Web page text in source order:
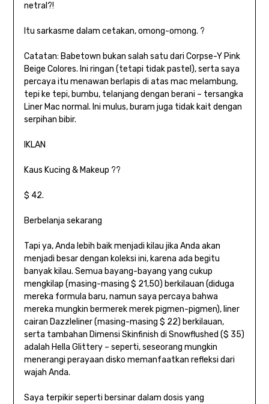
netral?!
Itu sarkasme dalam cetakan, omong-omong. ?
Catatan: Babetown bukan salah satu dari Corpse-Y Pink
Beige Colores. Ini ringan (tetapi tidak pastel), serta saya
percaya itu menawan berlapis di atas mac melambung,
tepi ke tepi, bumbu, telanjang dengan berani – tersangka
Liner Mac normal. Ini mulus, buram juga tidak kait dengan
serpihan bibir.
IKLAN
Kaus Kucing & Makeup ??
$ 42.
Berbelanja sekarang
Tapi ya, Anda lebih baik menjadi kilau jika Anda akan
menjadi besar dengan koleksi ini, karena ada begitu
banyak kilau. Semua bayang-bayang yang cukup
mengkilap (masing-masing $ 21,50) berkilauan (diduga
mereka formula baru, namun saya percaya bahwa
mereka mungkin bermerek merek pigmen-pigmen), liner
cairan Dazzleliner (masing-masing $ 22) berkilauan,
serta tambahan Dimensi Skinfinish di Snowflushed ($ 35)
adalah Hella Glittery – seperti, seseorang mungkin
menerangi perayaan disko memanfaatkan refleksi dari
wajah Anda.
Saya terpikir seperti bersinar dalam dosis yang